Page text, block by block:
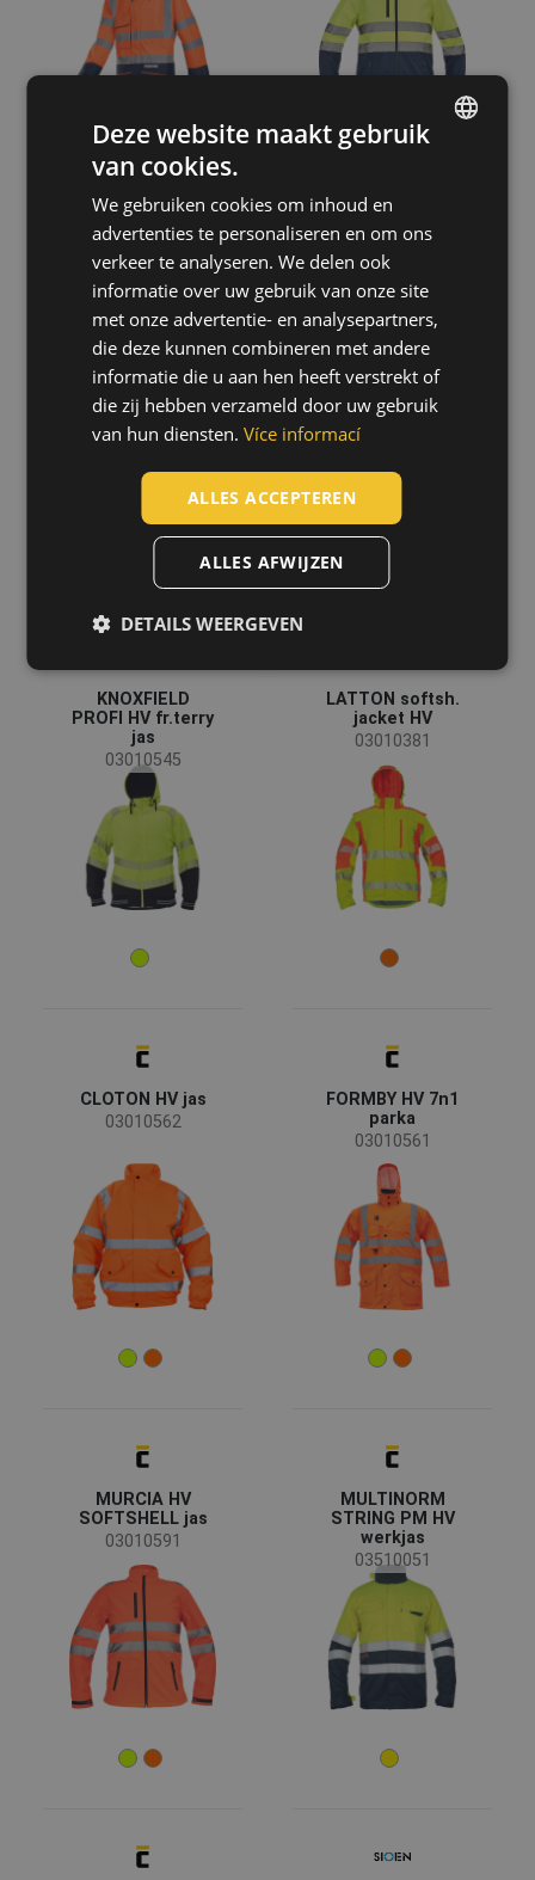
MULTINORM
RIDE FR HV
werkjas
03510050
ELLISTON jas
03010308
KNOXFIELD
PROFI HV fr.terry
jas
03010545
LATTON softsh.
jacket HV
03010381
CLOTON HV jas
03010562
FORMBY HV 7n1
parka
03010561
MURCIA HV
SOFTSHELL jas
03010591
MULTINORM
STRING PM HV
werkjas
03510051
CZECH
SLOVAK
ROMANIAN
POLISH
GERMAN
SPANISH
Deze website maakt gebruik
van cookies.
We gebruiken cookies om inhoud en
advertenties te personaliseren en om ons
verkeer te analyseren. We delen ook
informatie over uw gebruik van onze site
met onze advertentie- en analysepartners,
die deze kunnen combineren met andere
informatie die u aan hen heeft verstrekt of
die zij hebben verzameld door uw gebruik
van hun diensten. Více informací
ALLES ACCEPTEREN
ALLES AFWIJZEN
DETAILS WEERGEVEN